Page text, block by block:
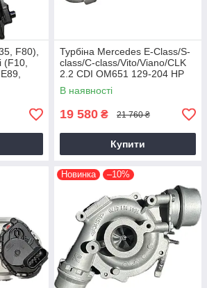
F80),
(F10,
L
Турбіна Mercedes E-Class/S-
class/C-class/Vito/Viano/CLK
2.2 CDI OM651 129-204 HP
В наявності
19 580 ₴ 21 760 ₴
Купити
Новинка –10%